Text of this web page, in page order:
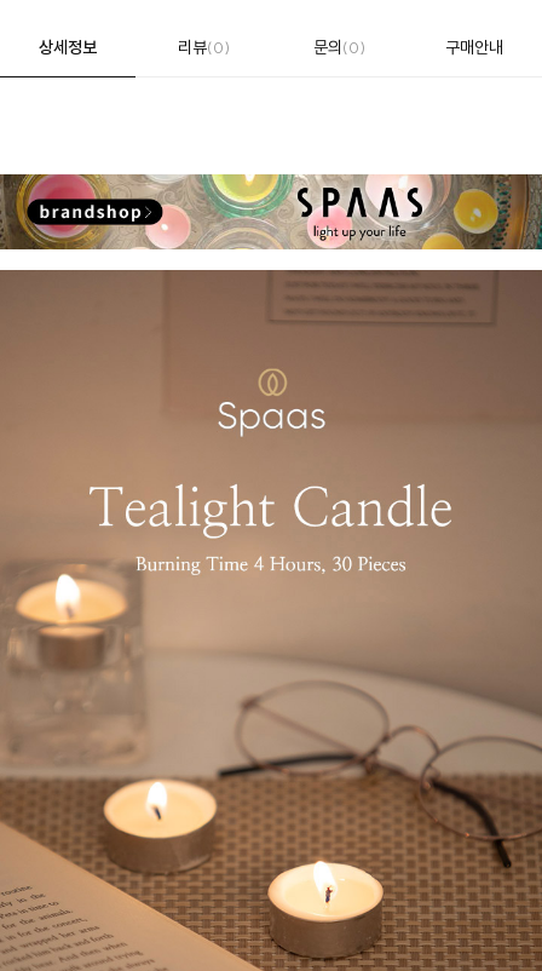
상세정보 리뷰(0) 문의(0) 구매안내